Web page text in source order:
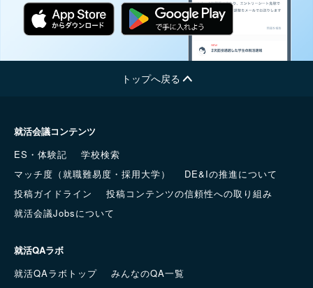
トップへ戻る
就活会議コンテンツ
ES・体験記
学校検索
マッチ度（就職難易度・採用大学）
DE&Iの推進について
投稿ガイドライン
投稿コンテンツの信頼性への取り組み
就活会議Jobsについて
就活QAラボ
就活QAラボトップ
みんなのQA一覧